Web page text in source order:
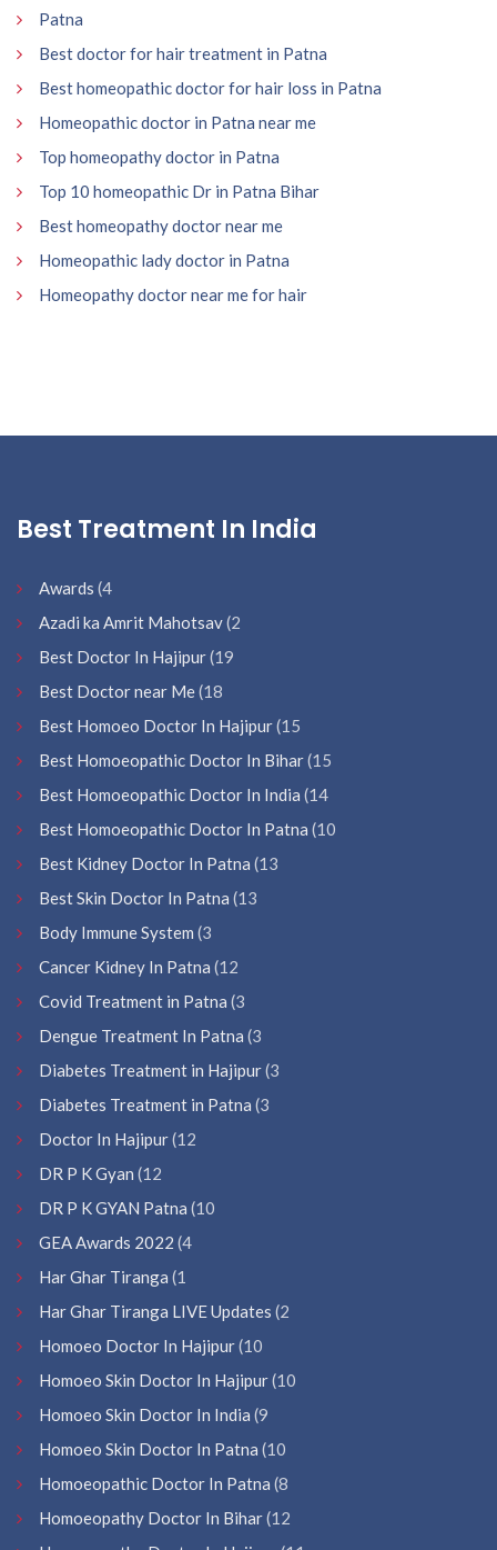
Patna
Best doctor for hair treatment in Patna
Best homeopathic doctor for hair loss in Patna
Homeopathic doctor in Patna near me
Top homeopathy doctor in Patna
Top 10 homeopathic Dr in Patna Bihar
Best homeopathy doctor near me
Homeopathic lady doctor in Patna
Homeopathy doctor near me for hair
Best Treatment In India
Awards (4
Azadi ka Amrit Mahotsav(2
Best Doctor In Hajipur(19
Best Doctor near Me(18
Best Homoeo Doctor In Hajipur(15
Best Homoeopathic Doctor In Bihar(15
Best Homoeopathic Doctor In India (14
Best Homoeopathic Doctor In Patna (10
Best Kidney Doctor In Patna (13
Best Skin Doctor In Patna (13
Body Immune System (3
Cancer Kidney In Patna (12
Covid Treatment in Patna (3
Dengue Treatment In Patna (3
Diabetes Treatment in Hajipur(3
Diabetes Treatment in Patna (3
Doctor In Hajipur(12
DR P K Gyan (12
DR P K GYAN Patna (10
GEA Awards 2022 (4
Har Ghar Tiranga (1
Har Ghar Tiranga LIVE Updates (2
Homoeo Doctor In Hajipur(10
Homoeo Skin Doctor In Hajipur(10
Homoeo Skin Doctor In India (9
Homoeo Skin Doctor In Patna (10
Homoeopathic Doctor In Patna (8
Homoeopathy Doctor In Bihar(12